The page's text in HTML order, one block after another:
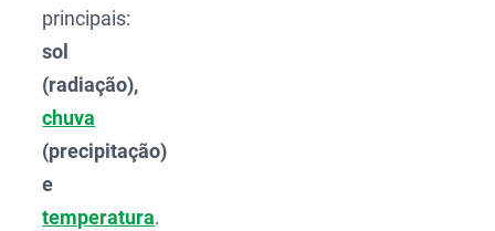
principais:
sol
(radiação),
chuva
(precipitação)
e
temperatura.